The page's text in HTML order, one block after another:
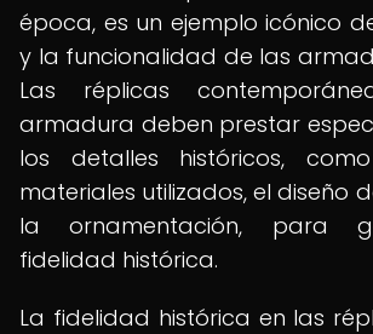
época, es un ejemplo icónico
y la funcionalidad de las
Las réplicas
armadura deben prestar
los detalles históricos,
materiales utilizados, el diseño
la ornamentación, para
fidelidad histórica.
La fidelidad histórica en las